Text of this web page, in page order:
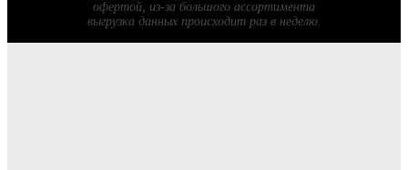
офертой, из-за большого ассортимента
выгрузка данных происходит раз в неделю.